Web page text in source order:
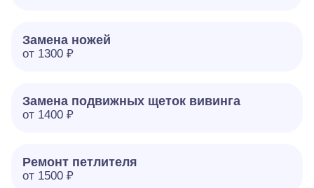
Замена ножей
от 1300 ₽
Замена подвижных щеток вивинга
от 1400 ₽
Ремонт петлителя
от 1500 ₽